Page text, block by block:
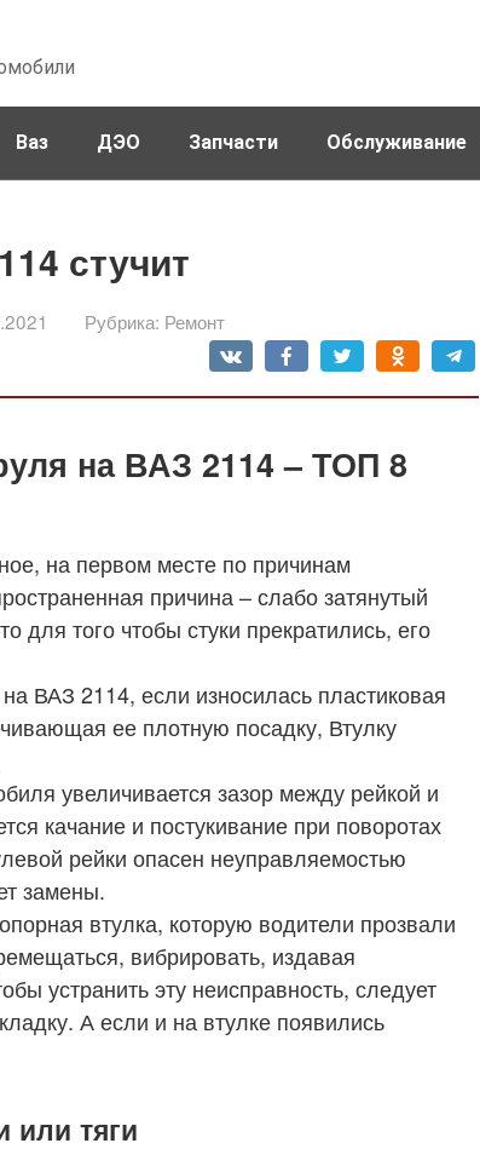
Ваз ДЭО Запчасти Обслуживание
стучит
Рубрика: Ремонт
на ВАЗ 2114 – ТОП 8
на первом месте по причинам
причина – слабо затянутый
для того чтобы стуки прекратились, его
ВАЗ 2114, если износилась пластиковая
ее плотную посадку, Втулку
увеличивается зазор между рейкой и
качание и постукивание при поворотах
рейки опасен неуправляемостью
замены.
втулка, которую водители прозвали
вибрировать, издавая
устранить эту неисправность, следует
А если и на втулке появились
или тяги